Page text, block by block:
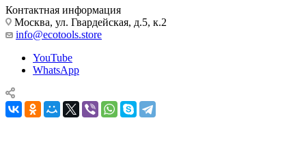
Контактная информация
Москва, ул. Гвардейская, д.5, к.2
info@ecotools.store
YouTube
WhatsApp